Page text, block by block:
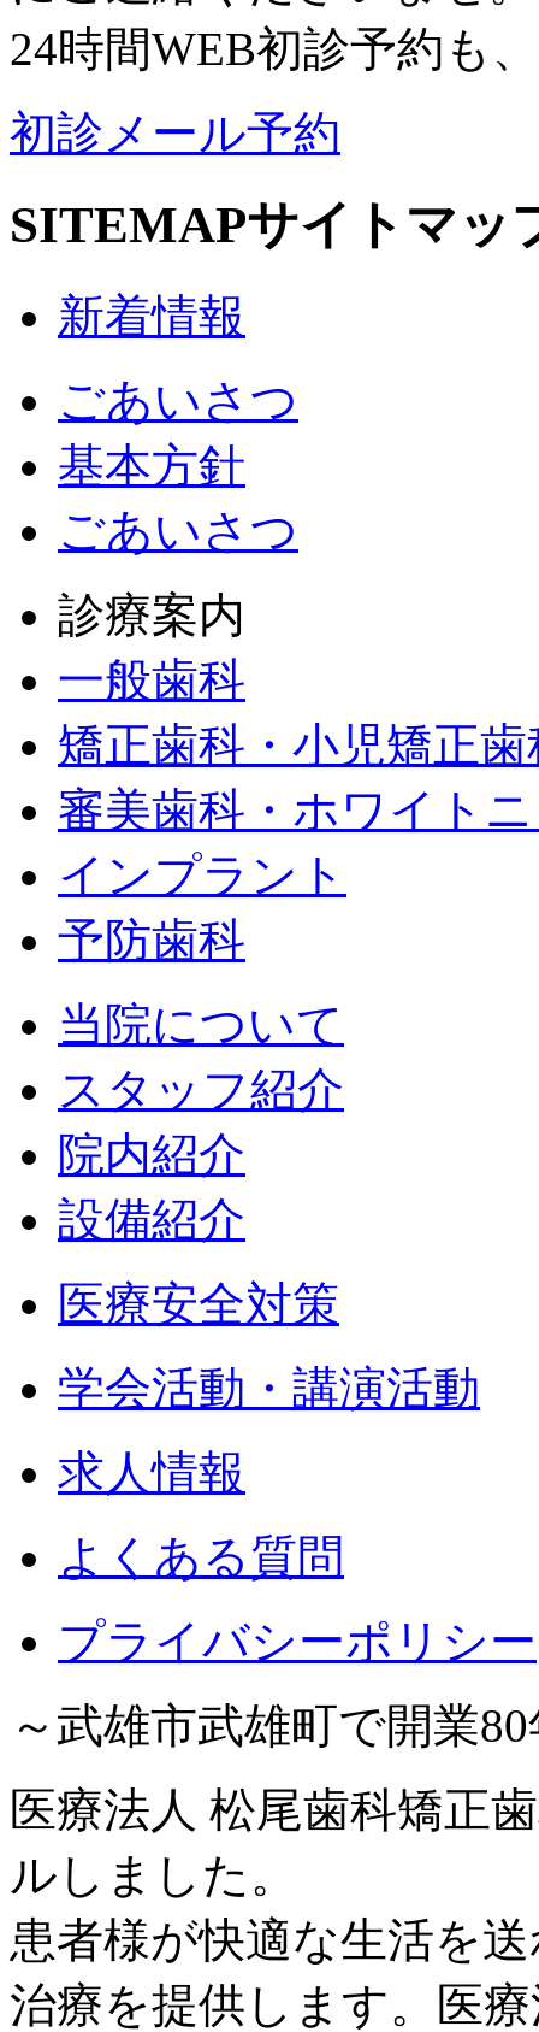
24時間WEB初診予約も
初診メール予約
SITEMAPサイトマッ
新着情報
ごあいさつ
基本方針
ごあいさつ
診療案内
一般歯科
矯正歯科・小児矯正歯
審美歯科・ホワイト
インプラント
予防歯科
当院について
スタッフ紹介
院内紹介
設備紹介
医療安全対策
学会活動・講演活動
求人情報
よくある質問
プライバシーポリシー
～武雄市武雄町で開業
医療法人 松尾歯科矯正
ルしました。
患者様が快適な生活を
治療を提供します。医